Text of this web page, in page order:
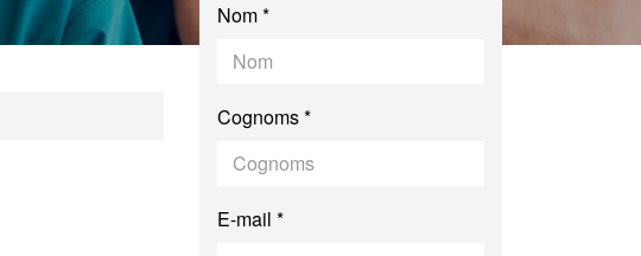
Nom *
Cognoms *
E-mail *